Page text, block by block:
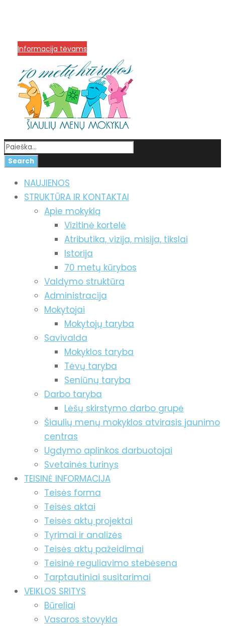
Informacija tėvams
NAUJIENOS
STRUKTŪRA IR KONTAKTAI
Apie mokyklą
Vizitinė kortelė
Atributika, vizija, misija, tikslai
Istorija
70 metų kūrybos
Valdymo struktūra
Administracija
Mokytojai
Mokytojų taryba
Savivalda
Mokyklos taryba
Tėvų taryba
Seniūnų taryba
Darbo taryba
Lėšų skirstymo darbo grupė
Šiaulių menų mokyklos atvirasis jaunimo
centras
Ugdymo aplinkos darbuotojai
Svetainės turinys
TEISINĖ INFORMACIJA
Teisės forma
Teisės aktai
Teisės aktų projektai
Tyrimai ir analizės
Teisės aktų pažeidimai
Teisinė reguliavimo stebėsena
Tarptautiniai susitarimai
VEIKLOS SRITYS
Būreliai
Vasaros stovykla